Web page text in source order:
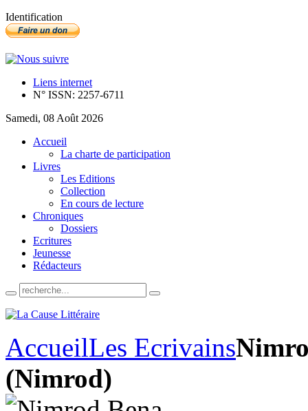
Identification
Liens internet
N° ISSN: 2257-6711
Samedi, 08 Août 2026
Accueil
La charte de participation
Livres
Les Editions
Collection
En cours de lecture
Chroniques
Dossiers
Ecritures
Jeunesse
Rédacteurs
AccueilLes Ecrivains
(Nimrod)